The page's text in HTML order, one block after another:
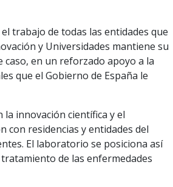
trabajo de todas las entidades que
y Universidades mantiene su
en un reforzado apoyo a la
que el Gobierno de España le
la innovación científica y el
con residencias y entidades del
El laboratorio se posiciona así
de las enfermedades